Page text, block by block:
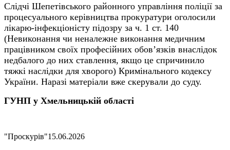
Слідчі Шепетівського районного управління поліції за
процесуального керівництва прокуратури оголосили
лікарю-інфекціоністу підозру за ч. 1 ст. 140
(Невиконання чи неналежне виконання медичним
працівником своїх професійних обов’язків внаслідок
недбалого до них ставлення, якщо це спричинило
тяжкі наслідки для хворого) Кримінального кодексу
України. Наразі матеріали вже скерували до суду.
ГУНП у Хмельницькій області
"Проскурів"15.06.2026